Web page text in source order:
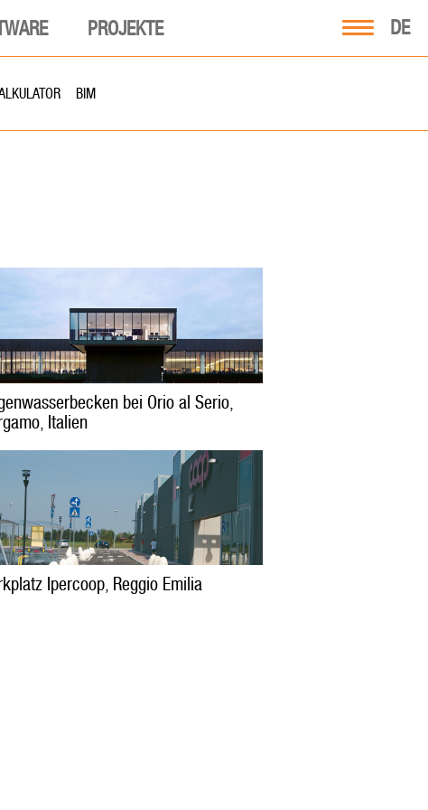
DE
PROJEKTE
BIM
bei Orio al Serio,
Italien
Ipercoop, Reggio Emilia